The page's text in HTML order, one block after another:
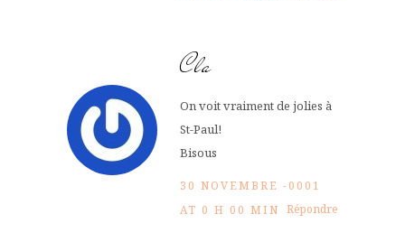
Cla
On voit vraiment de jolies à
St-Paul!
Bisous
30 NOVEMBRE -0001
AT 0 H 00 MIN Répondre